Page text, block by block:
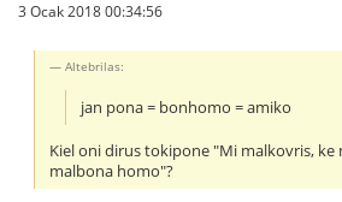
3 Ocak 2018 00:34:56
Altebrilas:
jan pona = bonhomo = amiko
Kiel oni dirus tokipone "Mi malkovris, ke
malbona homo"?